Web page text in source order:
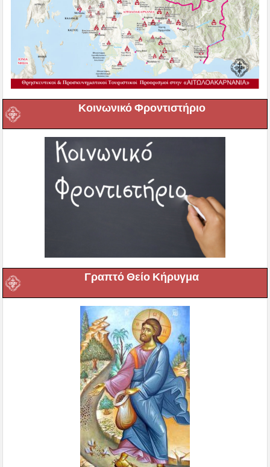
Κοινωνικό Φροντιστήριο
Γραπτό Θείο Κήρυγμα